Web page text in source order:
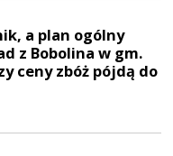
a plan ogólny
z Bobolina w gm.
ceny zbóż pójdą do